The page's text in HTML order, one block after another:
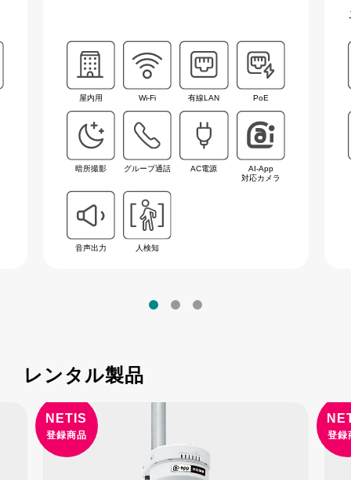
屋内用 Wi-Fi 有線LAN PoE
暗所撮影 グループ通話 AC電源
AI-App
対応カメラ
音声出力 人検知
レンタル製品
NETIS
登録商品 登録